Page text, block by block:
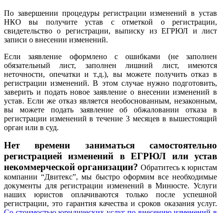
По завершении процедуры регистрации изменений в устав
НКО вы получите устав с отметкой о регистрации,
свидетельство о регистрации, выписку из ЕГРЮЛ и лист
записи о внесении изменений.
Если заявление оформлено с ошибками (не заполнен
обязательный лист, заполнен лишний лист, имеются
неточности, опечатки и т.д.), вы можете получить отказ в
регистрации изменений. В этом случае нужно подготовить,
заверить и подать новое заявление о внесении изменений в
устав. Если же отказ является необоснованным, незаконным,
вы можете подать заявление об обжаловании отказа в
регистрации изменений в течение 3 месяцев в вышестоящий
орган или в суд.
Нет времени заниматься самостоятельно
регистрацией изменений в ЕГРЮЛ или устав
некоммерческой организации? Обратитесь к юристам
компании “Двитекс”, мы быстро оформим все необходимые
документы для регистрации изменений в Минюсте. Услуги
наших юристов оплачиваются только после успешной
регистрации, это гарантия качества и сроков оказания услуг.